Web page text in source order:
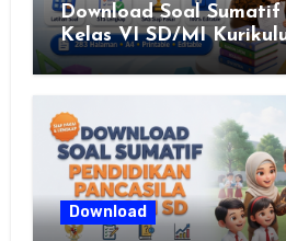
Download Soal
Kelas VI SD/MI
Download